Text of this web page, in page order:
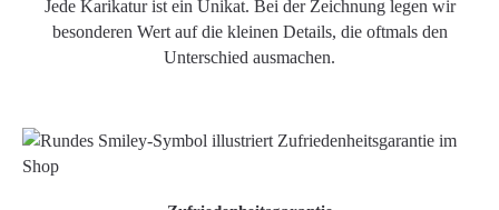
Jede Karikatur ist ein Unikat. Bei der Zeichnung legen wir
besonderen Wert auf die kleinen Details, die oftmals den
Unterschied ausmachen.